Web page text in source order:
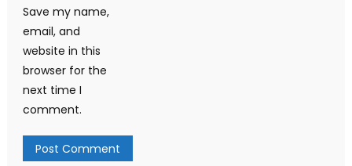
Save my name,
email, and
website in this
browser for the
next time I
comment.